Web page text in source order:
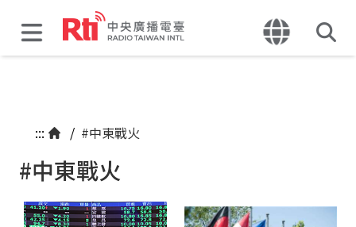
::: / #中東戰火
#中東戰火